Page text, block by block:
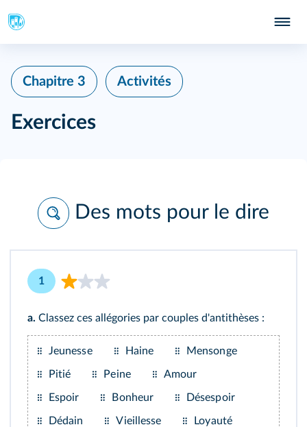
Chapitre 3 Activités
Exercices
Des mots pour le dire
1
a. Classez ces allégories par couples d'antithèses :
Jeunesse Haine Mensonge
Pitié Peine Amour
Espoir Bonheur Désespoir
Dédain Vieillesse Loyauté